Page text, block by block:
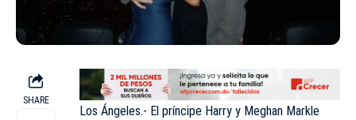
SHARE
Los Ángeles.- El príncipe Harry y Meghan Markle